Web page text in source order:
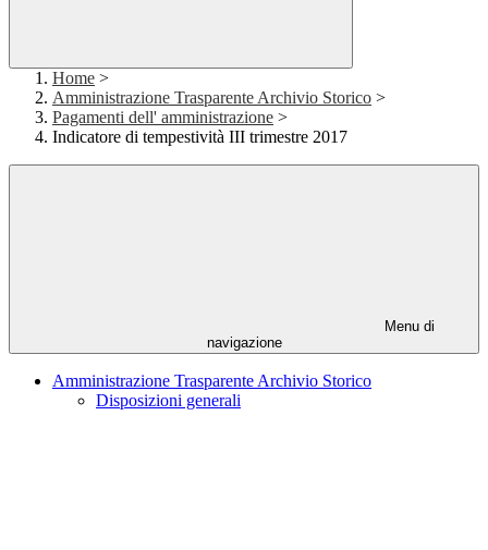
Home >
Amministrazione Trasparente Archivio Storico >
Pagamenti dell' amministrazione >
Indicatore di tempestività III trimestre 2017
Menu di
navigazione
Amministrazione Trasparente Archivio Storico
Disposizioni generali